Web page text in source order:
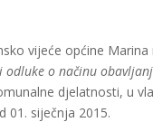
vijeće općine
odluke o načinu
djelatnosti, u
01. siječnja 2015.